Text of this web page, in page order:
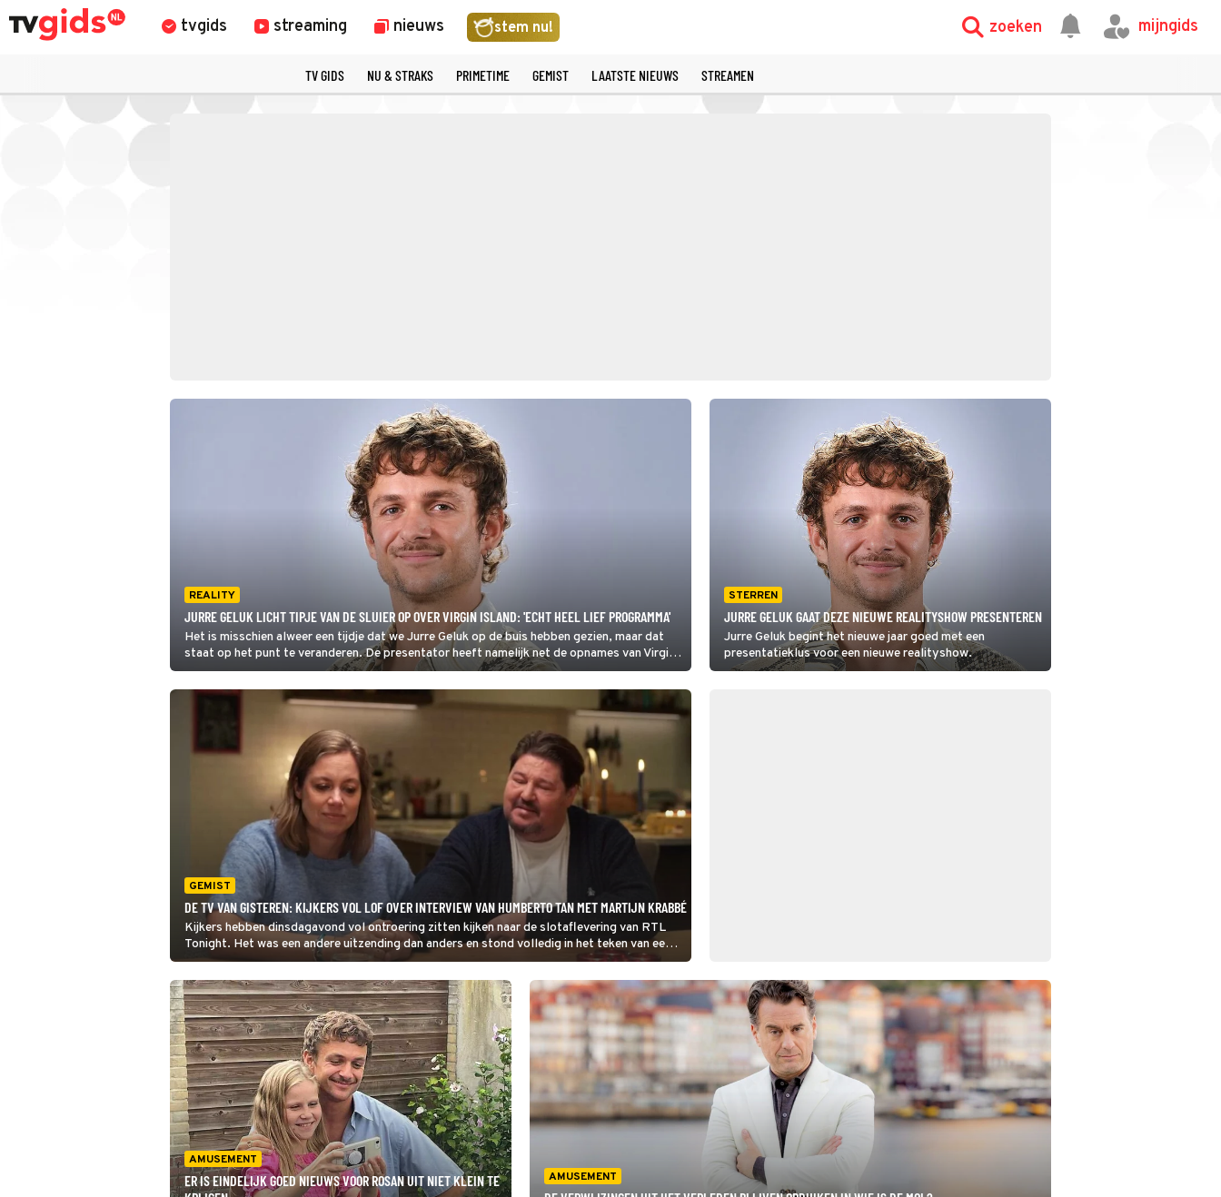
tvgids streaming nieuws stem nu! zoeken mijngids
TV GIDS NU & STRAKS PRIMETIME GEMIST LAATSTE NIEUWS STREAMEN
REALITY
JURRE GELUK LICHT TIPJE VAN DE SLUIER OP OVER VIRGIN ISLAND: 'ECHT HEEL LIEF PROGRAMMA'
Het is misschien alweer een tijdje dat we Jurre Geluk op de buis hebben gezien, maar dat
staat op het punt te veranderen. De presentator heeft namelijk net de opnames van Virgin
Island achter de rug.
STERREN
JURRE GELUK GAAT DEZE NIEUWE REALITYSHOW PRESENTEREN
Jurre Geluk begint het nieuwe jaar goed met een
presentatieklus voor een nieuwe realityshow.
GEMIST
DE TV VAN GISTEREN: KIJKERS VOL LOF OVER INTERVIEW VAN HUMBERTO TAN MET MARTIJN KRABBÉ
Kijkers hebben dinsdagavond vol ontroering zitten kijken naar de slotaflevering van RTL
Tonight. Het was een andere uitzending dan anders en stond volledig in het teken van een
interview door Humberto Tan met Martijn Krabbé.
AMUSEMENT
ER IS EINDELIJK GOED NIEUWS VOOR ROSAN UIT NIET KLEIN TE
AMUSEMENT